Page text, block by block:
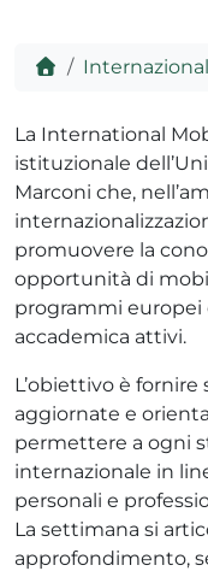
Home
La International
istituzionale
Marconi che,
promuovere la
opportunità di
programmi europei
accademica attivi.
L’obiettivo è
aggiornate e
permettere a ogni
internazionale in
personali e
La settimana si
approfondimento,